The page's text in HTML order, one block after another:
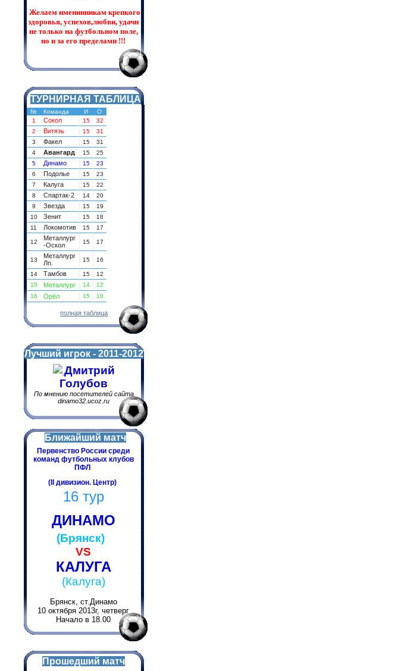
Желаем именинникам крепкого
здоровья, успехов,любви, удачи
не только на футбольном поле,
но и за его пределами !!!
ТУРНИРНАЯ ТАБЛИЦА
№ Команда И
О
1
Сокол 15
32
2
Витязь 15
31
3
Факел 15
31
4
Авангард 15
25
5
Динамо 15
23
6
Подолье 15
23
7
Калуга 15
22
8
Спартак-2 14
20
9
Звезда 15
19
10
Зенит 15
18
11
Локомотив 15 17
12
Металлург
-Оскол
15 17
13
Металлург
Лп.
15 16
14 Тамбов 15
12
15
Металлург 14
12
16
Орёл 15 10
полная таблица
Лучший игрок - 2011-2012
Дмитрий
Голубов
По мнению посетителей сайта
dinamo32.ucoz.ru
Ближайший матч
Первенство России среди
команд футбольных клубов
ПФЛ
(II дивизион. Центр)
16 тур
ДИНАМО
(Брянск)
VS
КАЛУГА
(Калуга)
Брянск, ст.Динамо
10 октября 2013г, четверг
Начало в 18.00
Прошедший матч